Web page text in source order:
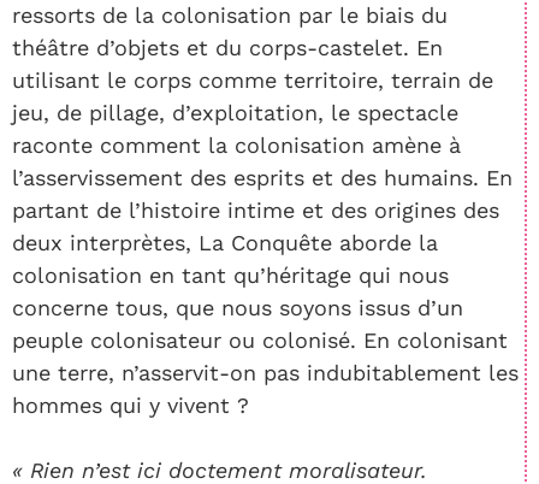
ressorts de la colonisation par le biais du
théâtre d’objets et du corps-castelet. En
utilisant le corps comme territoire, terrain de
jeu, de pillage, d’exploitation, le spectacle
raconte comment la colonisation amène à
l’asservissement des esprits et des humains. En
partant de l’histoire intime et des origines des
deux interprètes, La Conquête aborde la
colonisation en tant qu’héritage qui nous
concerne tous, que nous soyons issus d’un
peuple colonisateur ou colonisé. En colonisant
une terre, n’asservit-on pas indubitablement les
hommes qui y vivent ?
« Rien n’est ici doctement moralisateur.